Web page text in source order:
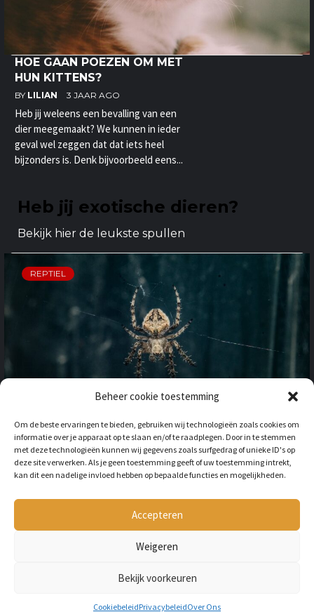
Beheer cookie toestemming
Om de beste ervaringen te bieden, gebruiken wij technologieën zoals cookies om
informatie over je apparaat op te slaan en/of te raadplegen. Door in te stemmen
met deze technologieën kunnen wij gegevens zoals surfgedrag of unieke ID's op
deze site verwerken. Als je geen toestemming geeft of uw toestemming intrekt,
kan dit een nadelige invloed hebben op bepaalde functies en mogelijkheden.
Accepteren
Weigeren
Bekijk voorkeuren
CookiebeleidPrivacybeleidOver Ons
HOE GAAN POEZEN OM MET
HUN KITTENS?
BY LILIAN 3 JAAR AGO
Heb jij weleens een bevalling van een
dier meegemaakt? We kunnen in ieder
geval wel zeggen dat dat iets heel
bijzonders is. Denk bijvoorbeeld eens...
Heb jij exotische dieren?
Bekijk hier de leukste spullen
REPTIEL
BUITENLAND: HOE HOUD JE
REKENING MET
ONGEWENSTE DIEREN?
BY LILIAN 3 JAAR AGO
Als je op vakantie gaat naar het
buitenland, is niet alleen het cultuur en
de temperatuur anders, ook kan het zijn
dat er verschillende dieren...
Copyright © All rights reserved Petmania.nl.